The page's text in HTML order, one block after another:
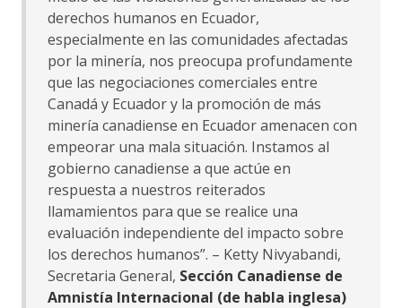
derechos humanos en Ecuador,
especialmente en las comunidades afectadas
por la minería, nos preocupa profundamente
que las negociaciones comerciales entre
Canadá y Ecuador y la promoción de más
minería canadiense en Ecuador amenacen con
empeorar una mala situación. Instamos al
gobierno canadiense a que actúe en
respuesta a nuestros reiterados
llamamientos para que se realice una
evaluación independiente del impacto sobre
los derechos humanos”. – Ketty Nivyabandi,
Secretaria General, Sección Canadiense de
Amnistía Internacional (de habla inglesa)